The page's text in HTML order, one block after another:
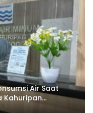
Air Saat
Kahuripan
Lebaran